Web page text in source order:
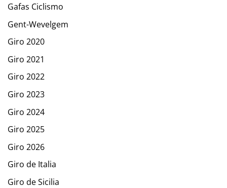
Gafas Ciclismo
Gent-Wevelgem
Giro 2020
Giro 2021
Giro 2022
Giro 2023
Giro 2024
Giro 2025
Giro 2026
Giro de Italia
Giro de Sicilia